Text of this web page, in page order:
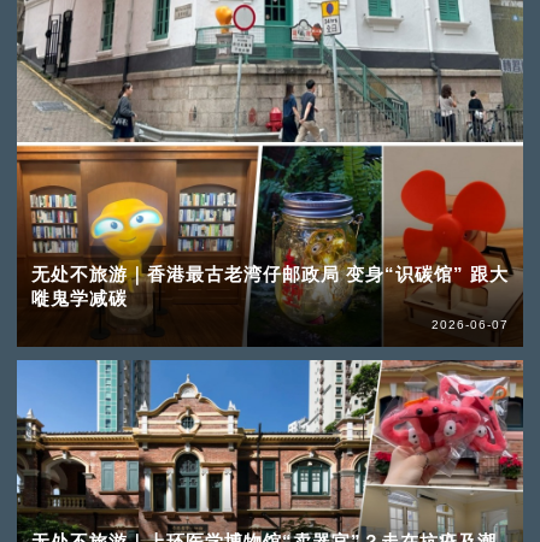
无处不旅游｜香港最古老湾仔邮政局 变身“识碳馆” 跟大
嘥鬼学减碳
2026-06-07